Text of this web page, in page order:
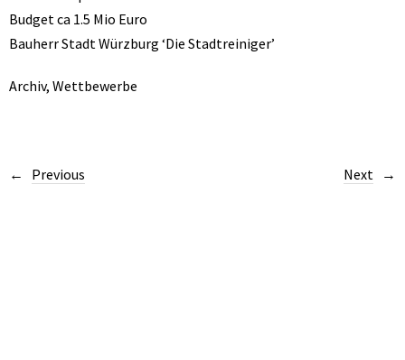
Budget ca 1.5 Mio Euro
Bauherr Stadt Würzburg ‘Die Stadtreiniger’
Archiv, Wettbewerbe
Previous Next